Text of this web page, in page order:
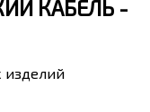
КАБЕЛЬ -
изделий